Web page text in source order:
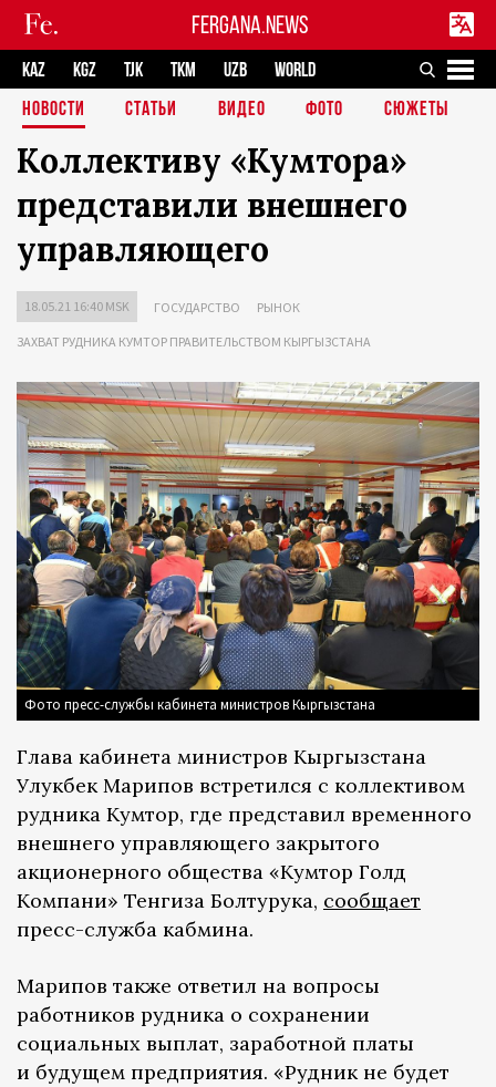
FERGANA.NEWS
KAZ KGZ TJK TKM UZB
WORLD
НОВОСТИ
СТАТЬИ ВИДЕО ФОТО СЮЖЕТЫ
Коллективу «Кумтора»
представили внешнего
управляющего
18.05.21 16:40 MSK ГОСУДАРСТВО РЫНОК
ЗАХВАТ РУДНИКА КУМТОР ПРАВИТЕЛЬСТВОМ КЫРГЫЗСТАНА
Фото пресс-службы кабинета министров Кыргызстана
Глава кабинета министров Кыргызстана
Улукбек Марипов встретился с коллективом
рудника Кумтор, где представил временного
внешнего управляющего закрытого
акционерного общества «Кумтор Голд
Компани» Тенгиза Болтурука, сообщает
пресс-служба кабмина.
Марипов также ответил на вопросы
работников рудника о сохранении
социальных выплат, заработной платы
и будущем предприятия. «Рудник не будет